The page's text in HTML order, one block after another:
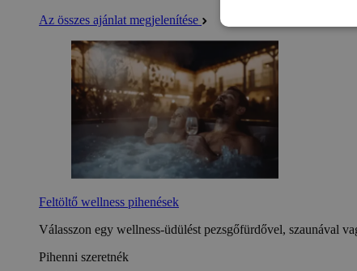
Az összes ajánlat megjelenítése
Feltöltő wellness pihenések
Válasszon egy wellness-üdülést pezsgőfürdővel, szaunával
Pihenni szeretnék